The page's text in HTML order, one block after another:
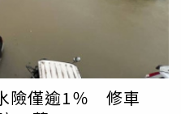
已，頂規別墅一間間在買
產跟穩定的薪資入帳
「哪間銀行會收腳踏車、
是看財力，車子底層猴全額
房子要看財力，車子只是
開20年前Lexus
，但他買
險僅逾1％ 修車